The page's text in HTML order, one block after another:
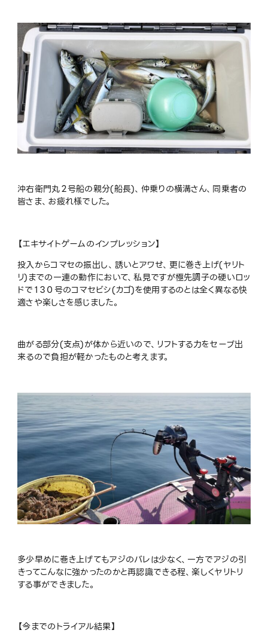
沖右衛門丸２号船の親分(船長)、仲乗りの横溝さん、同乗者の
皆さま、お疲れ様でした。
【エキサイトゲームのインプレッション】
投入からコマセの振出し、誘いとアワせ、更に巻き上げ(ヤリト
リ)までの一連の動作において、私見ですが極先調子の硬いロッ
ドで１３０号のコマセビシ(カゴ)を使用するのとは全く異なる快
適さや楽しさを感じました。
曲がる部分(支点)が体から近いので、リフトする力をセーブ出
来るので負担が軽かったものと考えます。
多少早めに巻き上げてもアジのバレは少なく、一方でアジの引
きってこんなに強かったのかと再認識できる程、楽しくヤリトリ
する事ができました。
【今までのトライアル結果】